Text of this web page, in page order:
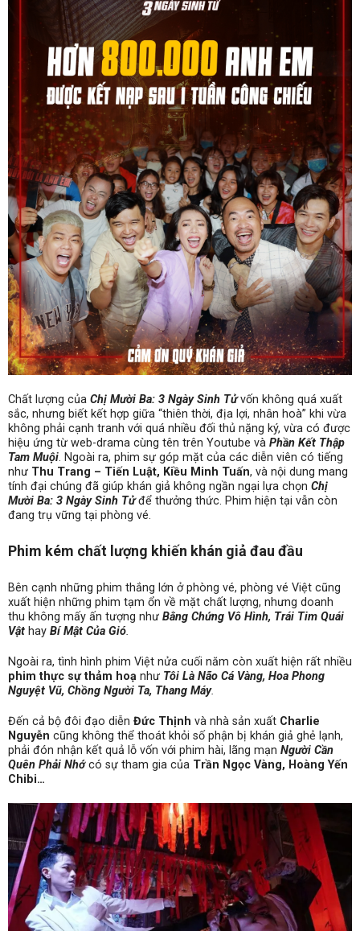
Chất lượng của Chị Mười Ba: 3 Ngày Sinh Tửvốn không quá xuất
sắc, nhưng biết kết hợp giữa “thiên thời, địa lợi, nhân hoà” khi vừa
không phải cạnh tranh với quá nhiều đối thủ nặng ký, vừa có được
hiệu ứng từ web-drama cùng tên trên Youtube và Phần Kết Thập
Tam Muội. Ngoài ra, phim sự góp mặt của các diễn viên có tiếng
như Thu Trang – Tiến Luật, Kiều Minh Tuấn, và nội dung mang
tính đại chúng đã giúp khán giả không ngần ngại lựa chọn Chị
Mười Ba: 3 Ngày Sinh Tử để thưởng thức. Phim hiện tại vẫn còn
đang trụ vững tại phòng vé.
Phim kém chất lượng khiến khán giả đau đầu
Bên cạnh những phim thắng lớn ở phòng vé, phòng vé Việt cũng
xuất hiện những phim tạm ổn về mặt chất lượng, nhưng doanh
thu không mấy ấn tượng như Bằng Chứng Vô Hình, Trái Tim Quái
Vật hay Bí Mật Của Gió.
Ngoài ra, tình hình phim Việt nửa cuối năm còn xuất hiện rất nhiều
phim thực sự thảm hoạ như Tôi Là Não Cá Vàng, Hoa Phong
Nguyệt Vũ, Chồng Người Ta, Thang Máy.
Đến cả bộ đôi đạo diễn Đức Thịnh và nhà sản xuất Charlie
Nguyễn cũng không thể thoát khỏi số phận bị khán giả ghẻ lạnh,
phải đón nhận kết quả lỗ vốn với phim hài, lãng mạn Người Cần
Quên Phải Nhớcó sự tham gia của Trần Ngọc Vàng, Hoàng Yến
Chibi…